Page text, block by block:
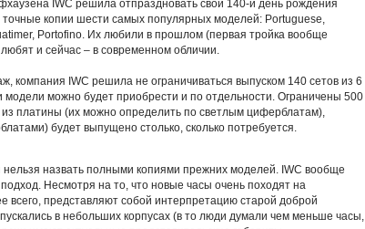
IWC решила отпраздновать свой 140-й день рождения
точные копии шести самых популярных моделей: Portuguese,
Portofino. Их любили в прошлом (первая тройка вообще
любят и сейчас – в современном обличии.
компания IWC решила не ограничиваться выпуском 140 сетов из 6
модели можно будет приобрести и по отдельности. Ограничены 500
платины (их можно определить по светлым циферблатам),
будет выпущено столько, сколько потребуется.
назвать полными копиями прежних моделей. IWC вообще
Несмотря на то, что новые часы очень походят на
всего, представляют собой интерпретацию старой доброй
в небольших корпусах (в то люди думали чем меньше часы,